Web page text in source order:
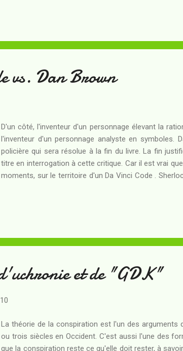
n'hésitant pas à les meurtrir ou à les mettre en
qui promet d'être une pentalogie : La Frat...
vs. Dan Brown
D'un côté, l'inventeur d'un personnage élevant la
l'inventeur d'un personnage analyste en symboles.
policière qui sera résolue à la fin du livre. La fin
titre en interrogation à cette critique. Car il est vrai
moments, sur le territoire d'un Da Vinci Code .
déductivisme : il n'y a pas de problème insoluble, il
le film, où plusieurs scènes en bul...
et de "GDK"
La théorie de la conspiration est l'un des arguments
ou trois siècles en Occident. C'est aussi l'une des
que la conspiration reste ce qu'elle doit rester, à